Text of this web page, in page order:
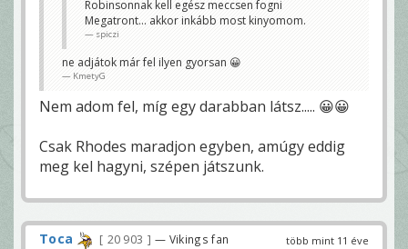
Robinsonnak kell egész meccsen fogni
Megatront... akkor inkább most kinyomom.
spiczi
ne adjátok már fel ilyen gyorsan 😀
KmetyG
Nem adom fel, míg egy darabban látsz..... 😀😀
Csak Rhodes maradjon egyben, amúgy eddig
meg kel hagyni, szépen játszunk.
több mint 11 éve
Toca 20 903 — Vikings fan